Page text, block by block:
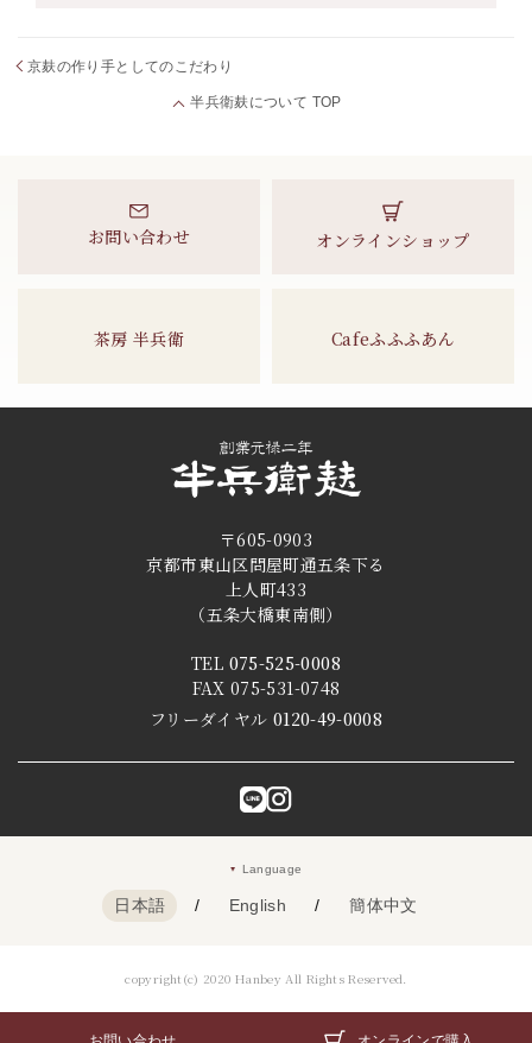
京麸の作り手としてのこだわり
半兵衛麸について TOP
お問い合わせ オンラインショップ
茶房 半兵衛 Cafeふふふあん
〒605-0903
京都市東山区問屋町通五条下る
上人町433
（五条大橋東南側）
TEL 075-525-0008
FAX 075-531-0748
フリーダイヤル 0120-49-0008
Language
日本語 / English / 簡体中文
copyright(c) 2020 Hanbey All Rights Reserved.